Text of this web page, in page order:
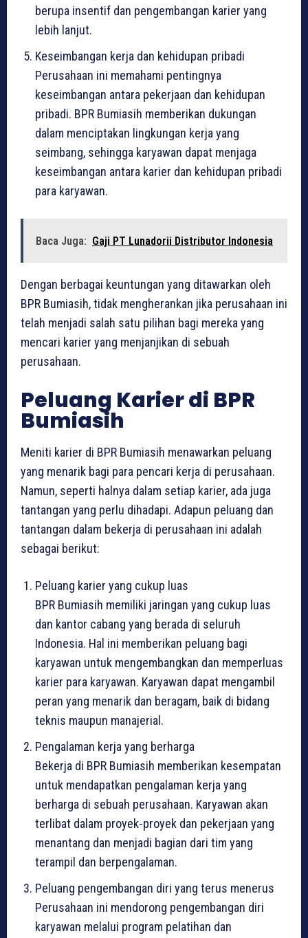
berupa insentif dan pengembangan karier yang
lebih lanjut.
Keseimbangan kerja dan kehidupan pribadi
Perusahaan ini memahami pentingnya
keseimbangan antara pekerjaan dan kehidupan
pribadi. BPR Bumiasih memberikan dukungan
dalam menciptakan lingkungan kerja yang
seimbang, sehingga karyawan dapat menjaga
keseimbangan antara karier dan kehidupan pribadi
para karyawan.
Baca Juga: Gaji PT Lunadorii Distributor Indonesia
Dengan berbagai keuntungan yang ditawarkan oleh
BPR Bumiasih, tidak mengherankan jika perusahaan ini
telah menjadi salah satu pilihan bagi mereka yang
mencari karier yang menjanjikan di sebuah
perusahaan.
Peluang Karier di BPR
Bumiasih
Meniti karier di BPR Bumiasih menawarkan peluang
yang menarik bagi para pencari kerja di perusahaan.
Namun, seperti halnya dalam setiap karier, ada juga
tantangan yang perlu dihadapi. Adapun peluang dan
tantangan dalam bekerja di perusahaan ini adalah
sebagai berikut:
Peluang karier yang cukup luas
BPR Bumiasih memiliki jaringan yang cukup luas
dan kantor cabang yang berada di seluruh
Indonesia. Hal ini memberikan peluang bagi
karyawan untuk mengembangkan dan memperluas
karier para karyawan. Karyawan dapat mengambil
peran yang menarik dan beragam, baik di bidang
teknis maupun manajerial.
Pengalaman kerja yang berharga
Bekerja di BPR Bumiasih memberikan kesempatan
untuk mendapatkan pengalaman kerja yang
berharga di sebuah perusahaan. Karyawan akan
terlibat dalam proyek-proyek dan pekerjaan yang
menantang dan menjadi bagian dari tim yang
terampil dan berpengalaman.
Peluang pengembangan diri yang terus menerus
Perusahaan ini mendorong pengembangan diri
karyawan melalui program pelatihan dan